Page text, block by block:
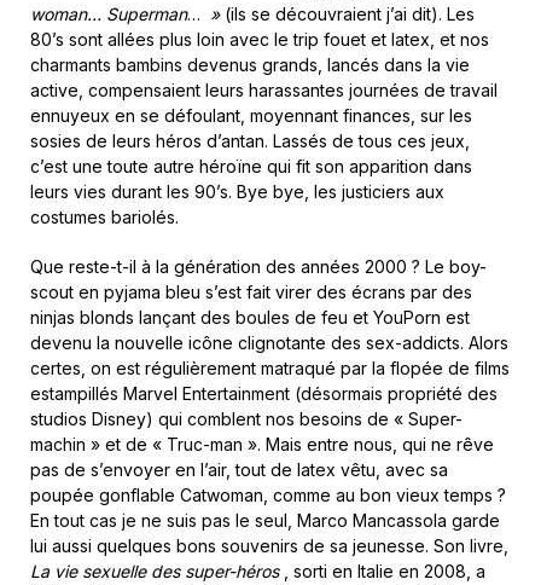
woman… Superman… » (ils se découvraient j’ai dit). Les
80’s sont allées plus loin avec le trip fouet et latex, et nos
charmants bambins devenus grands, lancés dans la vie
active, compensaient leurs harassantes journées de travail
ennuyeux en se défoulant, moyennant finances, sur les
sosies de leurs héros d’antan. Lassés de tous ces jeux,
c’est une toute autre héroïne qui fit son apparition dans
leurs vies durant les 90’s. Bye bye, les justiciers aux
costumes bariolés.
Que reste-t-il à la génération des années 2000 ? Le boy-
scout en pyjama bleu s’est fait virer des écrans par des
ninjas blonds lançant des boules de feu et YouPorn est
devenu la nouvelle icône clignotante des sex-addicts. Alors
certes, on est régulièrement matraqué par la flopée de films
estampillés Marvel Entertainment (désormais propriété des
studios Disney) qui comblent nos besoins de « Super-
machin » et de « Truc-man ». Mais entre nous, qui ne rêve
pas de s’envoyer en l’air, tout de latex vêtu, avec sa
poupée gonflable Catwoman, comme au bon vieux temps ?
En tout cas je ne suis pas le seul, Marco Mancassola garde
lui aussi quelques bons souvenirs de sa jeunesse. Son livre,
La vie sexuelle des super-héros, sorti en Italie en 2008, a